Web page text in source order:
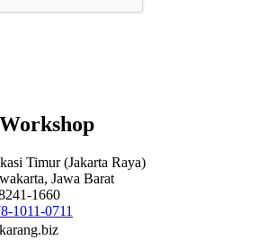
Timur (Jakarta Raya)
Jawa Barat
1660
1011-0711